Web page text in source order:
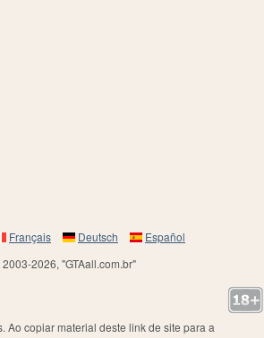
Français Deutsch
Español
2026, "GTAall.com.br"
Ao copiar material deste link de site para a